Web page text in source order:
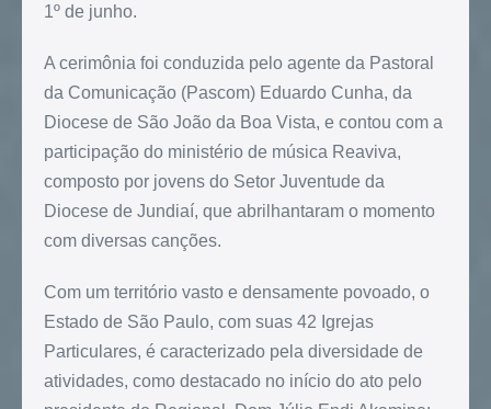
1º de junho.
A cerimônia foi conduzida pelo agente da Pastoral
da Comunicação (Pascom) Eduardo Cunha, da
Diocese de São João da Boa Vista, e contou com a
participação do ministério de música Reaviva,
composto por jovens do Setor Juventude da
Diocese de Jundiaí, que abrilhantaram o momento
com diversas canções.
Com um território vasto e densamente povoado, o
Estado de São Paulo, com suas 42 Igrejas
Particulares, é caracterizado pela diversidade de
atividades, como destacado no início do ato pelo